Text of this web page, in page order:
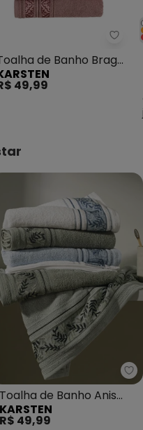
- Toalha de Banho
de Banho Braga
49,99
- Toalha de Banho
Toalha de Banho Anis
(Matcha/Verde)
KARSTEN
R$ 49,99